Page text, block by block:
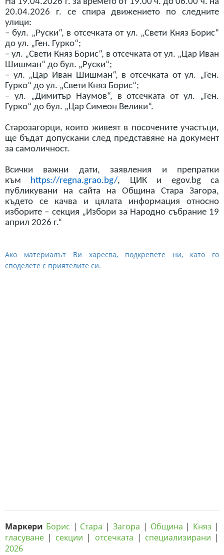
20.04.2026 г. се спира движението по следните
улици:
– бул. „Руски“, в отсечката от ул. „Свети Княз Борис“
до ул. „Ген. Гурко“;
– ул. „Свети Княз Борис“, в отсечката от ул. „Цар Иван
Шишман“ до бул. „Руски“;
– ул. „Цар Иван Шишман“, в отсечката от ул. „Ген.
Гурко“ до ул. „Свети Княз Борис“;
– ул. „Димитър Наумов“, в отсечката от ул. „Ген.
Гурко“ до бул. „Цар Симеон Велики“.
Старозагорци, които живеят в посочените участъци,
ще бъдат допускани след представяне на документ
за самоличност.
Всички важни дати, заявления и препратки
към https://regna.grao.bg/, ЦИК и egov.bg са
публикувани на сайта на Община Стара Загора,
където се качва и цялата информация относно
изборите – секция „Избори за Народно събрание 19
април 2026 г.“
Ако материалът Ви харесва, подкрепете ни, като го
споделете с приятелите си.
Маркери Борис | Стара |Загора | Община | Княз |
гласуване | секции | отсечката | специализирани |
2026